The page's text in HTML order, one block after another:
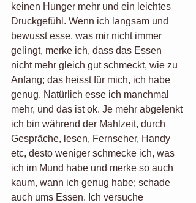
keinen Hunger mehr und ein leichtes
Druckgefühl. Wenn ich langsam und
bewusst esse, was mir nicht immer
gelingt, merke ich, dass das Essen
nicht mehr gleich gut schmeckt, wie zu
Anfang; das heisst für mich, ich habe
genug. Natürlich esse ich manchmal
mehr, und das ist ok. Je mehr abgelenkt
ich bin während der Mahlzeit, durch
Gespräche, lesen, Fernseher, Handy
etc, desto weniger schmecke ich, was
ich im Mund habe und merke so auch
kaum, wann ich genug habe; schade
auch ums Essen. Ich versuche